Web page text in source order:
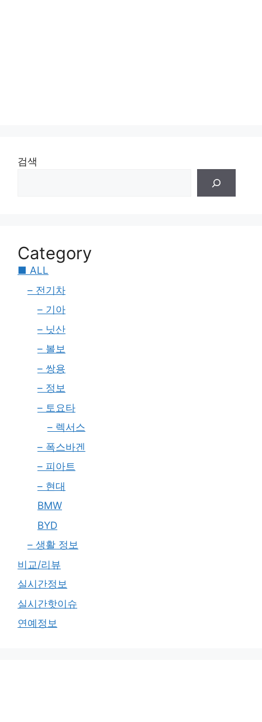
검색
Category
■ ALL
– 전기차
– 기아
– 닛산
– 볼보
– 쌍용
– 정보
– 토요타
– 렉서스
– 폭스바겐
– 피아트
– 현대
BMW
BYD
– 생활 정보
비교/리뷰
실시간정보
실시간핫이슈
연예정보